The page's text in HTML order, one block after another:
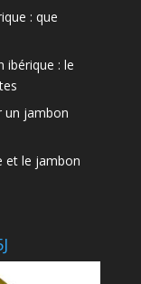
: que
ibérique : le
un jambon
et le jambon